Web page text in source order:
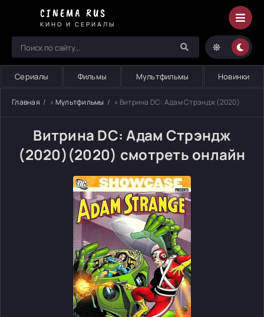
CINEMA RUS
КИНО И СЕРИАЛЫ
Сериалы Фильмы Мультфильмы Новинки
Главная » Мультфильмы » Витрина DC: Адам Стрэндж (2020)
Витрина DC: Адам Стрэндж
(2020)(2020) смотреть онлайн